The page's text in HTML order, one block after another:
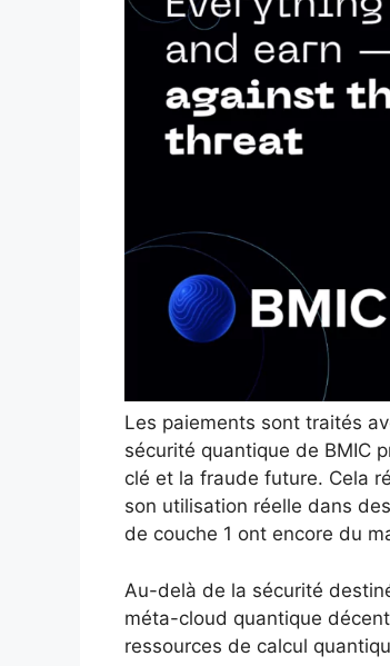
Les paiements sont traités
sécurité quantique de BMIC
clé et la fraude future. Cela
son utilisation réelle dans
de couche 1 ont encore du
Au-delà de la sécurité
méta-cloud quantique
ressources de calcul